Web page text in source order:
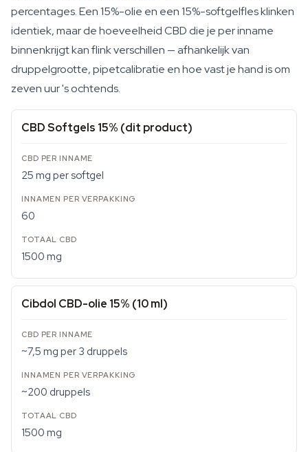
percentages. Een 15%-olie en een 15%-softgelfles klinken
identiek, maar de hoeveelheid CBD die je per inname
binnenkrijgt kan flink verschillen — afhankelijk van
druppelgrootte, pipetcalibratie en hoe vast je hand is om
zeven uur 's ochtends.
CBD Softgels 15% (dit product)
25 mg per softgel
60
1500 mg
Cibdol CBD-olie 15% (10 ml)
~7,5 mg per 3 druppels
~200 druppels
1500 mg